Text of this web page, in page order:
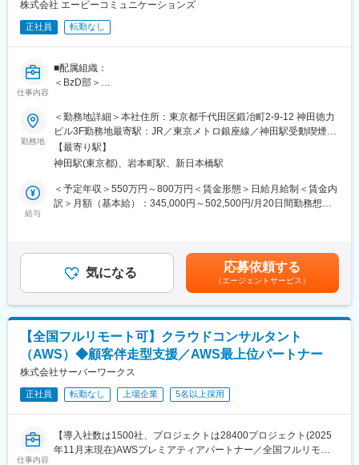
【開発環境】
DB：SAP HANA
その他：S/4HANA、S/4HANA Cloud, SAP BTP（SAP Business
■案件について
接やり取りしやすい案件環境です。数億円規模の長期案件等も受
注できる体制です。
・特にERP案件では、Oracleゴールドパートナーとして20年近く
の実績を持つなど、国内屈指の技術力を保有しています。
務コンサルティングの受注も行うなど、高い専門性を備えていま
す。
教育やプロジェクトのアサインを用意。
・入社後1年経過で、2か月間の研修期間を設けてます。そこで資
格取得（SAP認定コンサルタント）を目指します。
・S/4HANA 開発環境もあり、自由に利用可。
・SAP社が提供するLearning Hubによる研修や各種イベントも、
積極的に参加。
半年に1度、評価面談を通してキャリアアップを評価。スペシャリ
スト制度の適用により、早期に昇給・昇格のチャンスがありま
す。
株式会社 エーピーコミュニケーションズ
正社員 転勤なし
仕事内容
■配属組織：
＜BzD部＞
ジネスを開発していくチームが集まっている部署です。
■業務内容：
【変更の範囲：入社後は本求人の業務に従事いただく予定です。
ご本人の適性や希望により当社業務全般に変更の可能性がありま
す。】
自動化事業を推進する部署にて、サーバ、ネットワーク、クラウ
ド環境における自動化システム導入、自動化開発業務、プロジェ
1）大規模プライベートクラウド環境における自動化のコンサルテ
ィング業務
2）大手携帯キャリア様における自動化推進のプロジェクトマネジ
■扱っている機器や技術：
[自動化ツール]
[自動化対象]
・AWS／MicrosoftAzure
■魅力：
勤務地
＜勤務地詳細＞本社住所：東京都千代田区鍛冶町2-9-12 神田徳力
ビル3F勤務地最寄駅：JR／東京メトロ銀座線／神田駅受動喫煙対
策：屋内全面禁煙変更の範囲：自宅または会社が指示する場所、
事業所
【最寄り駅】
神田駅(東京都)、岩本町駅、新日本橋駅
給与
＜予定年収＞550万円～800万円＜賃金形態＞日給月給制＜賃金内
訳＞月額（基本給）：345,000円～502,500円/月20日間勤務想定
手当＞有＜給与補足＞・管理職未満の場合、残業時間が40時間を
超えた際に超過分の残業代を支給します■昇給：年4回の査定機会
あり■賞与：決算賞与あり賃金はあくまでも目安の金額であり、選
考を通じて上下する可能性があります。月給(月額)は固定手当を含
めた表記です。
気になる 応募依頼する
（エージェントサービス）
【全国フルリモート可】クラウドコンサルタント
（AWS）◆顧客伴走型支援／AWS最上位パートナー
株式会社サーバーワークス
正社員 転勤なし 上場企業 5名以上採用
仕事内容
【導入社数は1500社、プロジェクトは28400プロジェクト(2025
年11月末現在)AWSプレミアティアパートナー／全国フルリモー